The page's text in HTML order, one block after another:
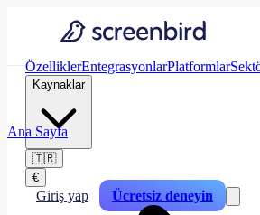
ÖzelliklerEntegrasyonlarPlatformlar
Kaynaklar
🇹🇷
€
Giriş yap Ücretsiz deneyin
Ana Sayfa